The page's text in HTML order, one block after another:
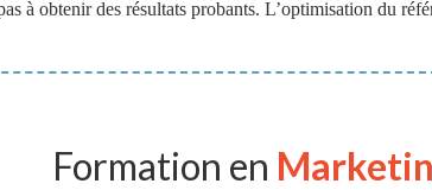
à obtenir des résultats probants. L’optimisation du
Formation en